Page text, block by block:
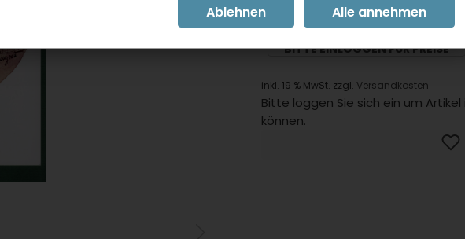
BITTE EINLOGGEN FÜR PREISE
inkl. 19 % MwSt. zzgl. Versandkosten
Bitte loggen Sie sich ein um
können.